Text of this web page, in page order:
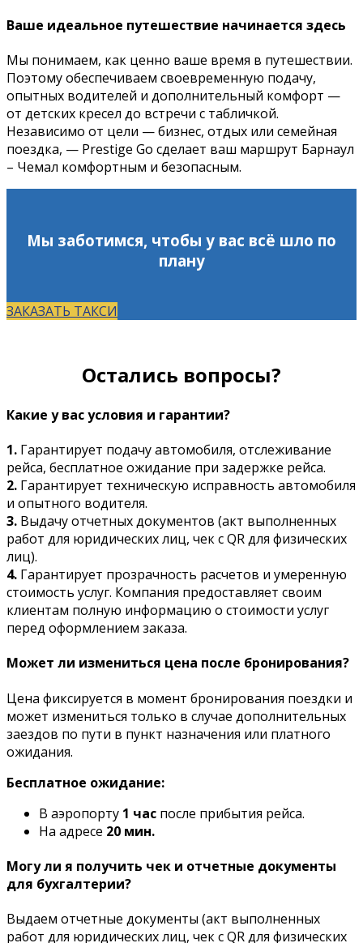
Ваше идеальное путешествие начинается здесь
Мы понимаем, как ценно ваше время в путешествии.
Поэтому обеспечиваем своевременную подачу,
опытных водителей и дополнительный комфорт —
от детских кресел до встречи с табличкой.
Независимо от цели — бизнес, отдых или семейная
поездка, — Prestige Go сделает ваш маршрут Барнаул
– Чемал комфортным и безопасным.
Мы заботимся, чтобы у вас всё шло по
плану
ЗАКАЗАТЬ ТАКСИ
Остались вопросы?
Какие у вас условия и гарантии?
1. Гарантирует подачу автомобиля, отслеживание
рейса, бесплатное ожидание при задержке рейса.
2. Гарантирует техническую исправность автомобиля
и опытного водителя.
3. Выдачу отчетных документов (акт выполненных
работ для юридических лиц, чек с QR для физических
лиц).
4. Гарантирует прозрачность расчетов и умеренную
стоимость услуг. Компания предоставляет своим
клиентам полную информацию о стоимости услуг
перед оформлением заказа.
Может ли измениться цена после бронирования?
Цена фиксируется в момент бронирования поездки и
может измениться только в случае дополнительных
заездов по пути в пункт назначения или платного
ожидания.
Бесплатное ожидание:
В аэропорту 1 час после прибытия рейса.
На адресе 20 мин.
Могу ли я получить чек и отчетные документы
для бухгалтерии?
Выдаем отчетные документы (акт выполненных
работ для юридических лиц, чек с QR для физических